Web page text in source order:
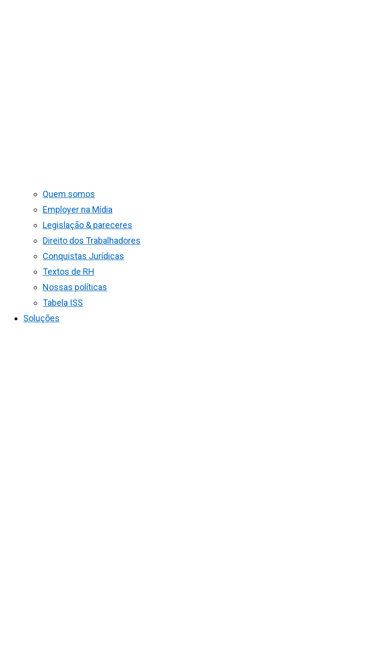
Quem somos
Employer na Mídia
Legislação & pareceres
Direito dos Trabalhadores
Conquistas Jurídicas
Textos de RH
Nossas políticas
Tabela ISS
Soluções